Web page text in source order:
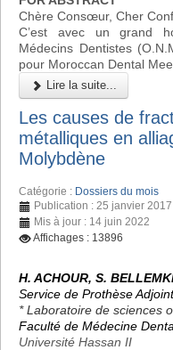
Chère Consœur, Cher
C’est avec un grand
Médecins Dentistes
pour Moroccan Dental
Lire la suite...
Les causes de
métalliques en
Molybdène
Catégorie : Dossiers du mois
Publication : 25 janvier 2017
Mis à jour : 14 juin 2022
Affichages : 13896
H. ACHOUR, S.
Service de Prothèse
* Laboratoire de sciences
Faculté de Médecine
Université Hassan II